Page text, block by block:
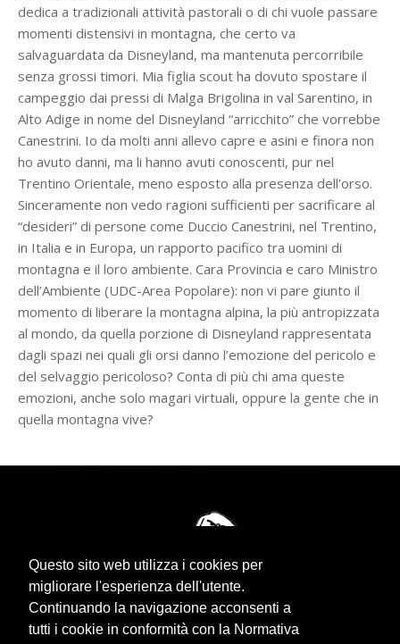
dedica a tradizionali attività pastorali o di chi vuole passare
momenti distensivi in montagna, che certo va
salvaguardata da Disneyland, ma mantenuta percorribile
senza grossi timori. Mia figlia scout ha dovuto spostare il
campeggio dai pressi di Malga Brigolina in val Sarentino, in
Alto Adige in nome del Disneyland “arricchito” che vorrebbe
Canestrini. Io da molti anni allevo capre e asini e finora non
ho avuto danni, ma li hanno avuti conoscenti, pur nel
Trentino Orientale, meno esposto alla presenza dell’orso.
Sinceramente non vedo ragioni sufficienti per sacrificare al
“desideri” di persone come Duccio Canestrini, nel Trentino,
in Italia e in Europa, un rapporto pacifico tra uomini di
montagna e il loro ambiente. Cara Provincia e caro Ministro
dell’Ambiente (UDC-Area Popolare): non vi pare giunto il
momento di liberare la montagna alpina, la più antropizzata
al mondo, da quella porzione di Disneyland rappresentata
dagli spazi nei quali gli orsi danno l’emozione del pericolo e
del selvaggio pericoloso? Conta di più chi ama queste
emozioni, anche solo magari virtuali, oppure la gente che in
quella montagna vive?
Questo sito web utilizza i cookies per
migliorare l'esperienza dell'utente.
Continuando la navigazione acconsenti a
tutti i cookie in conformità con la Normativa